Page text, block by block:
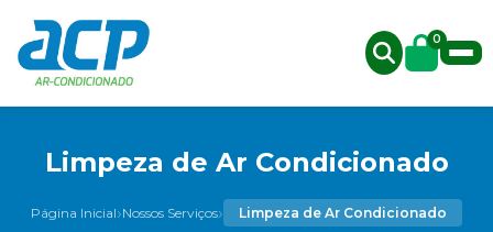
0
Limpeza de Ar Condicionado
Página Inicial›Nossos Serviços› Limpeza de Ar Condicionado